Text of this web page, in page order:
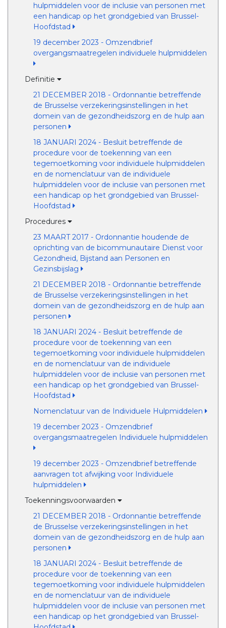
hulpmiddelen voor de inclusie van personen met
een handicap op het grondgebied van Brussel-
Hoofdstad
19 december 2023 - Omzendbrief
overgangsmaatregelen individuele hulpmiddelen
Definitie
21 DECEMBER 2018 - Ordonnantie betreffende
de Brusselse verzekeringsinstellingen in het
domein van de gezondheidszorg en de hulp aan
personen
18 JANUARI 2024 - Besluit betreffende de
procedure voor de toekenning van een
tegemoetkoming voor individuele hulpmiddelen
en de nomenclatuur van de individuele
hulpmiddelen voor de inclusie van personen met
een handicap op het grondgebied van Brussel-
Hoofdstad
Procedures
23 MAART 2017 - Ordonnantie houdende de
oprichting van de bicommunautaire Dienst voor
Gezondheid, Bijstand aan Personen en
Gezinsbijslag
21 DECEMBER 2018 - Ordonnantie betreffende
de Brusselse verzekeringsinstellingen in het
domein van de gezondheidszorg en de hulp aan
personen
18 JANUARI 2024 - Besluit betreffende de
procedure voor de toekenning van een
tegemoetkoming voor individuele hulpmiddelen
en de nomenclatuur van de individuele
hulpmiddelen voor de inclusie van personen met
een handicap op het grondgebied van Brussel-
Hoofdstad
Nomenclatuur van de Individuele Hulpmiddelen
19 december 2023 - Omzendbrief
overgangsmaatregelen Individuele hulpmiddelen
19 december 2023 - Omzendbrief betreffende
aanvragen tot afwijking voor Individuele
hulpmiddelen
Toekenningsvoorwaarden
21 DECEMBER 2018 - Ordonnantie betreffende
de Brusselse verzekeringsinstellingen in het
domein van de gezondheidszorg en de hulp aan
personen
18 JANUARI 2024 - Besluit betreffende de
procedure voor de toekenning van een
tegemoetkoming voor individuele hulpmiddelen
en de nomenclatuur van de individuele
hulpmiddelen voor de inclusie van personen met
een handicap op het grondgebied van Brussel-